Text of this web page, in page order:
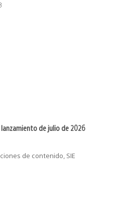
de julio de 2026
de contenido, SIE